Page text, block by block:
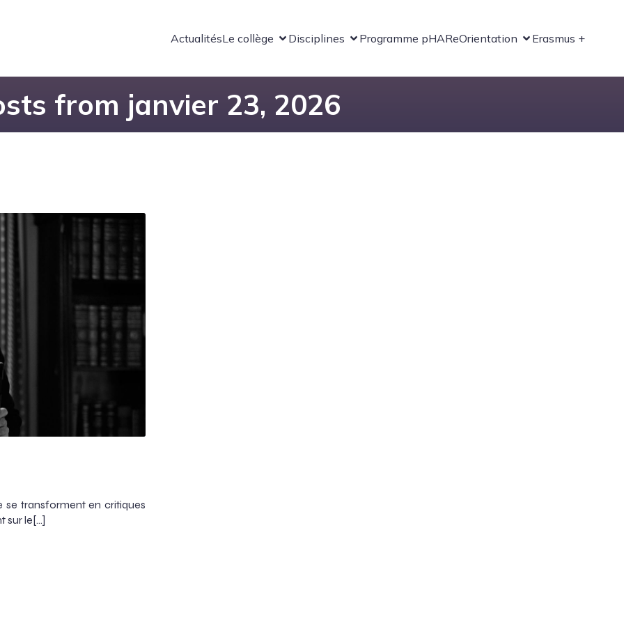
ActualitésLe collège Disciplines Programme pHAReOrientation Erasmus +
from janvier 23, 2026
se transforment en critiques
sur le[…]